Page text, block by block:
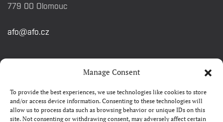
Manage Consent
To provide the best experiences, we use technologies like cookies to store
and/or access device information. Consenting to these technologies will
allow us to process data such as browsing behavior or unique IDs on this
site. Not consenting or withdrawing consent, may adversely affect certain
779 00 Olomouc
afo@afo.cz
RYCHLÉ ODKAZY
Watch&Know
Kontakty